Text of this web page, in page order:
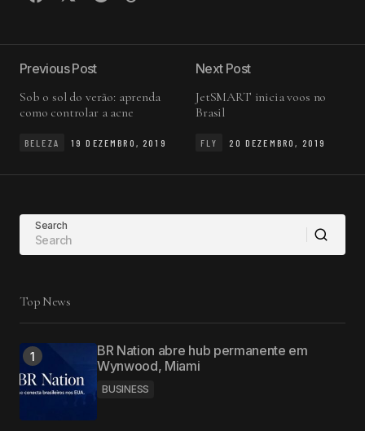
Previous Post
Sob o sol do verão: aprenda
como controlar a acne
BELEZA 19 DEZEMBRO, 2019
Next Post
JetSMART inicia voos no
Brasil
FLY 20 DEZEMBRO, 2019
Search
Top News
BR Nation abre hub permanente em
Wynwood, Miami
BUSINESS